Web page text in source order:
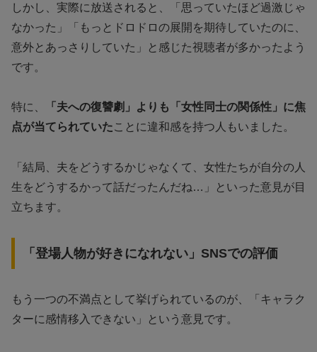
しかし、実際に放送されると、「思っていたほど過激じゃ
なかった」「もっとドロドロの展開を期待していたのに、
意外とあっさりしていた」と感じた視聴者が多かったよう
です。
特に、
「夫への復讐劇」よりも「女性同士の関係性」に焦
点が当てられていたことに違和感を持つ人もいました。
「結局、夫をどうするかじゃなくて、女性たちが自分の人
生をどうするかって話だったんだね…」といった意見が目
立ちます。
「登場人物が好きになれない」SNSでの評価
もう一つの不満点として挙げられているのが、「キャラク
ターに感情移入できない」という意見です。